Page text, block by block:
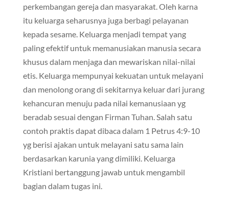
perkembangan gereja dan masyarakat. Oleh karna
itu keluarga seharusnya juga berbagi pelayanan
kepada sesame. Keluarga menjadi tempat yang
paling efektif untuk memanusiakan manusia secara
khusus dalam menjaga dan mewariskan nilai-nilai
etis. Keluarga mempunyai kekuatan untuk melayani
dan menolong orang di sekitarnya keluar dari jurang
kehancuran menuju pada nilai kemanusiaan yg
beradab sesuai dengan Firman Tuhan. Salah satu
contoh praktis dapat dibaca dalam 1 Petrus 4:9-10
yg berisi ajakan untuk melayani satu sama lain
berdasarkan karunia yang dimiliki. Keluarga
Kristiani bertanggung jawab untuk mengambil
bagian dalam tugas ini.